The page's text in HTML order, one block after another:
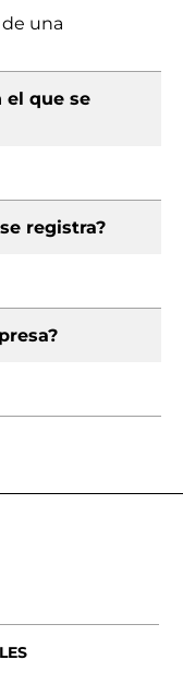
una
el que se
registra?